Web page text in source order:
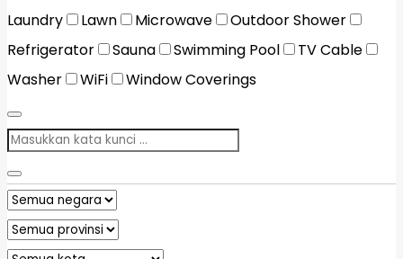
Laundry
Lawn Microwave
Outdoor Shower
Refrigerator
Sauna Swimming Pool
TV Cable
Washer
WiFi Window Coverings